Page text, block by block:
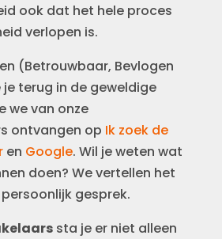
ook dat het hele proces
verlopen is.
(Betrouwbaar, Bevlogen
je terug in de geweldige
we van onze
ontvangen op Ik zoek de
en Google. Wil je weten wat
doen? We vertellen het
gesprek.
sta je er niet alleen